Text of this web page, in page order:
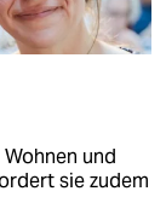
und
sie zudem